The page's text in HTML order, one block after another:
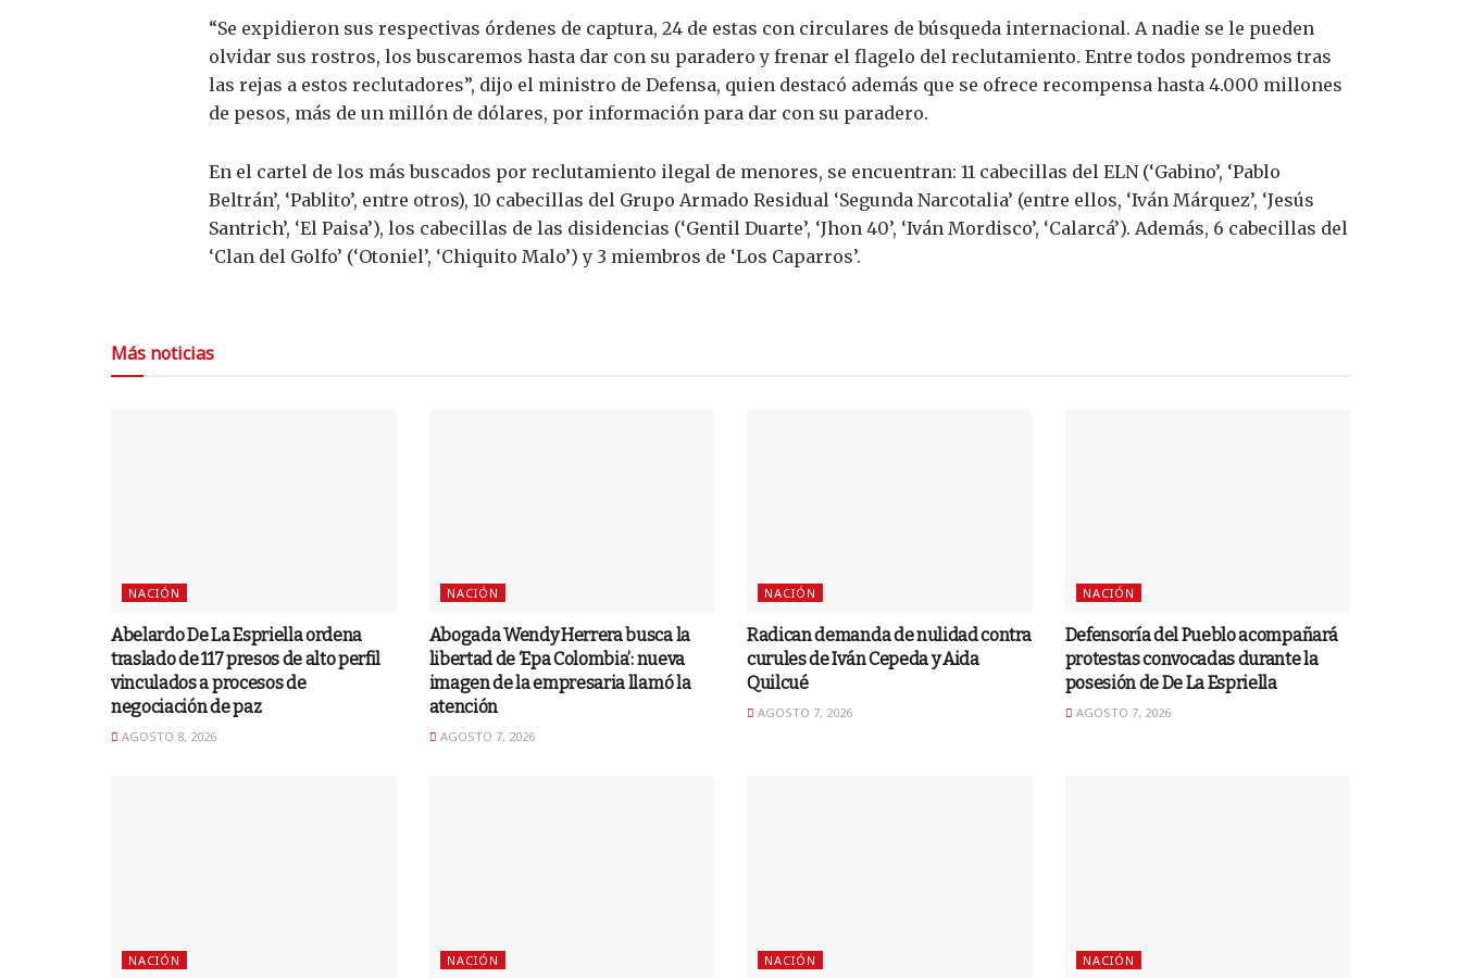
“Se expidieron sus respectivas órdenes de captura, 24 de estas con circulares de búsqueda internacional. A nadie se le pueden
olvidar sus rostros, los buscaremos hasta dar con su paradero y frenar el flagelo del reclutamiento. Entre todos pondremos tras
las rejas a estos reclutadores”, dijo el ministro de Defensa, quien destacó además que se ofrece recompensa hasta 4.000 millones
de pesos, más de un millón de dólares, por información para dar con su paradero.
En el cartel de los más buscados por reclutamiento ilegal de menores, se encuentran: 11 cabecillas del ELN (‘Gabino’, ‘Pablo
Beltrán’, ‘Pablito’, entre otros), 10 cabecillas del Grupo Armado Residual ‘Segunda Narcotalia’ (entre ellos, ‘Iván Márquez’, ‘Jesús
Santrich’, ‘El Paisa’), los cabecillas de las disidencias (‘Gentil Duarte’, ‘Jhon 40’, ‘Iván Mordisco’, ‘Calarcá’). Además, 6 cabecillas del
‘Clan del Golfo’ (‘Otoniel’, ‘Chiquito Malo’) y 3 miembros de ‘Los Caparros’.
Más noticias
NACIÓN
Abelardo De La Espriella ordena
traslado de 117 presos de alto perfil
vinculados a procesos de
negociación de paz
AGOSTO 8, 2026
NACIÓN
Abogada Wendy Herrera busca la
libertad de ‘Epa Colombia’: nueva
imagen de la empresaria llamó la
atención
AGOSTO 7, 2026
NACIÓN
Radican demanda de nulidad contra
curules de Iván Cepeda y Aida
Quilcué
AGOSTO 7, 2026
NACIÓN
Defensoría del Pueblo acompañará
protestas convocadas durante la
posesión de De La Espriella
AGOSTO 7, 2026
NACIÓN NACIÓN NACIÓN NACIÓN